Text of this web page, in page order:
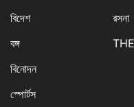
বিদেশ
বঙ্গ
বিনোদন
স্পোর্টস
রসনা